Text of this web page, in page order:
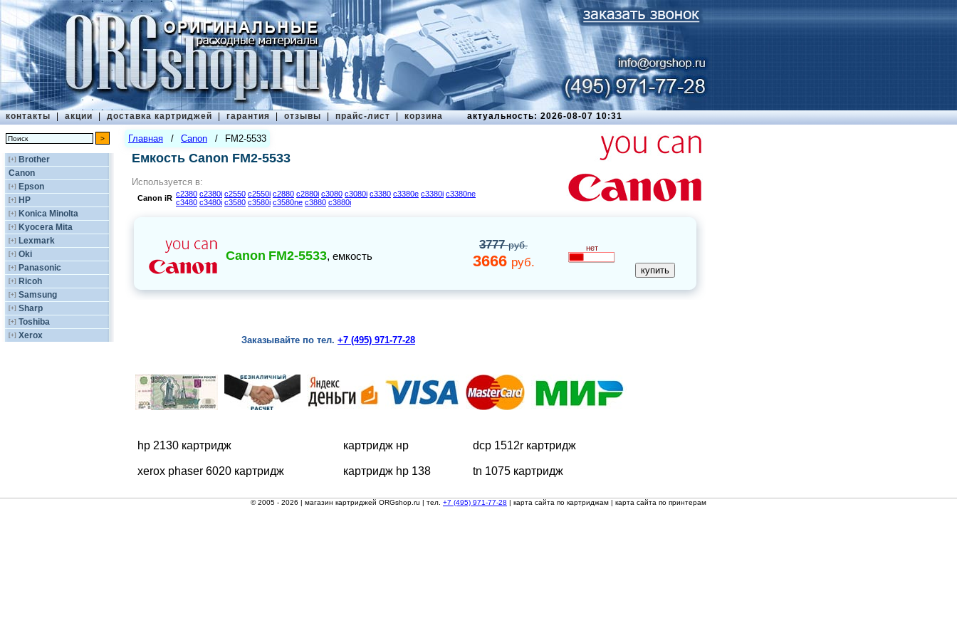
контакты | акции | доставка картриджей | гарантия | отзывы | прайс-лист | корзина актуальность: 2026-08-07 10:31
[+] Brother
Canon
[+] Epson
[+] HP
[+] Konica Minolta
[+] Kyocera Mita
[+] Lexmark
[+] Oki
[+] Panasonic
[+] Ricoh
[+] Samsung
[+] Sharp
[+] Toshiba
[+] Xerox
Главная / Canon / FM2-5533
Емкость Canon FM2-5533
Используется в:
Canon iR c2380 c2380i c2550 c2550i c2880 c2880i c3080 c3080i c3380 c3380e c3380i c3380ne
c3480 c3480i c3580 c3580i c3580ne c3880 c3880i
Canon FM2-5533, емкость
3777руб.
3666 руб.
нет
Заказывайте по тел. +7 (495) 971-77-28
hp 2130 картридж картридж нр dcp 1512r картридж
xerox phaser 6020 картридж картридж hp 138 tn 1075 картридж
© 2005 - 2026 | магазин картриджей ORGshop.ru | тел. +7 (495) 971-77-28 | карта сайта по картриджам | карта сайта по принтерам